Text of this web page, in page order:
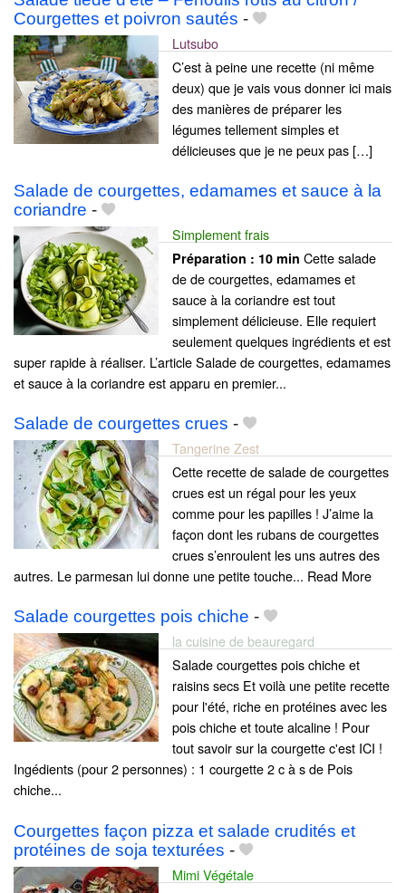
Courgettes et poivron sautés -
Lutsubo
C’est à peine une recette (ni même
deux) que je vais vous donner ici mais
des manières de préparer les
légumes tellement simples et
délicieuses que je ne peux pas […]
Salade de courgettes, edamames et sauce à la
coriandre -
Simplement frais
Préparation : 10 min Cette salade
de de courgettes, edamames et
sauce à la coriandre est tout
simplement délicieuse. Elle requiert
seulement quelques ingrédients et est
super rapide à réaliser. L’article Salade de courgettes, edamames
et sauce à la coriandre est apparu en premier...
Salade de courgettes crues -
Tangerine Zest
Cette recette de salade de courgettes
crues est un régal pour les yeux
comme pour les papilles ! J’aime la
façon dont les rubans de courgettes
crues s’enroulent les uns autres des
autres. Le parmesan lui donne une petite touche... Read More
Salade courgettes pois chiche -
la cuisine de beauregard
Salade courgettes pois chiche et
raisins secs Et voilà une petite recette
pour l'été, riche en protéines avec les
pois chiche et toute alcaline ! Pour
tout savoir sur la courgette c'est ICI !
Ingédients (pour 2 personnes) : 1 courgette 2 c à s de Pois
chiche...
Courgettes façon pizza et salade crudités et
protéines de soja texturées -
Mimi Végétale